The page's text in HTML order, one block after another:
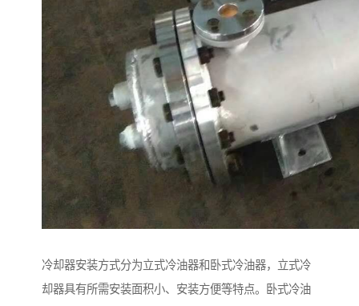
冷却器安装方式分为立式冷油器和卧式冷油器，立式冷
却器具有所需安装面积小、安装方便等特点。卧式冷油